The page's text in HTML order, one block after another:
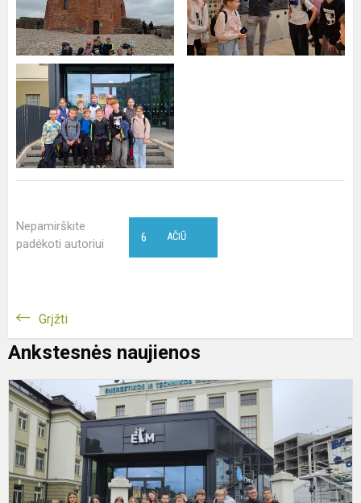
Nepamirškite
padėkoti autoriui
AČIŪ
6
Grįžti
Ankstesnės naujienos